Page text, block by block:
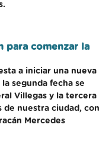
para comenzar la
a iniciar una nueva
segunda fecha se
Villegas y la tercera
de nuestra ciudad, con
Mercedes